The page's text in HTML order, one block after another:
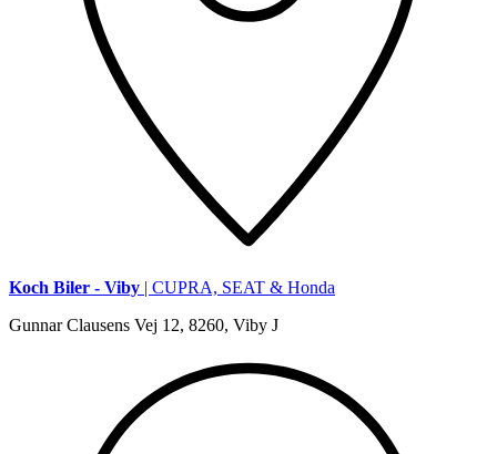
Koch Biler - Viby | CUPRA, SEAT & Honda
Gunnar Clausens Vej 12, 8260, Viby J